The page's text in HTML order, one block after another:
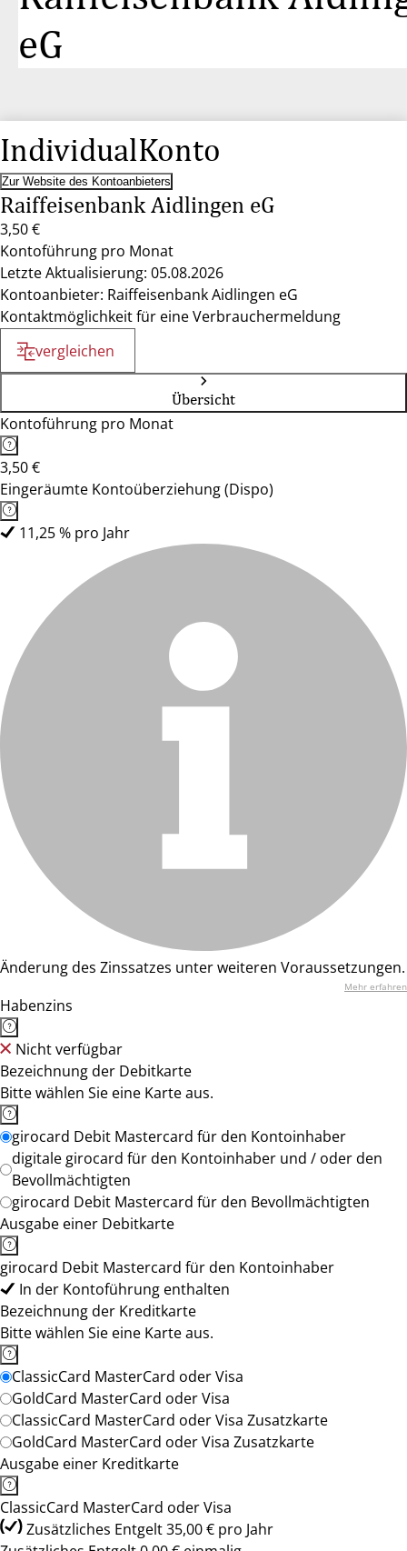
eG
IndividualKonto
Zur Website des Kontoanbieters
Raiffeisenbank Aidlingen eG
3,50 €
Kontoführung pro Monat
Letzte Aktualisierung: 05.08.2026
Kontoanbieter: Raiffeisenbank Aidlingen eG
Kontaktmöglichkeit für eine Verbrauchermeldung
vergleichen
Übersicht
Kontoführung pro Monat
3,50 €
Eingeräumte Kontoüberziehung (Dispo)
11,25 % pro Jahr
Änderung des Zinssatzes unter weiteren Voraussetzungen.
Mehr erfahren
Habenzins
Nicht verfügbar
Bezeichnung der Debitkarte
Bitte wählen Sie eine Karte aus.
girocard Debit Mastercard für den Kontoinhaber
digitale girocard für den Kontoinhaber und / oder den
Bevollmächtigten
girocard Debit Mastercard für den Bevollmächtigten
Ausgabe einer Debitkarte
girocard Debit Mastercard für den Kontoinhaber
In der Kontoführung enthalten
Bezeichnung der Kreditkarte
Bitte wählen Sie eine Karte aus.
ClassicCard MasterCard oder Visa
GoldCard MasterCard oder Visa
ClassicCard MasterCard oder Visa Zusatzkarte
GoldCard MasterCard oder Visa Zusatzkarte
Ausgabe einer Kreditkarte
ClassicCard MasterCard oder Visa
Zusätzliches Entgelt 35,00 € pro Jahr